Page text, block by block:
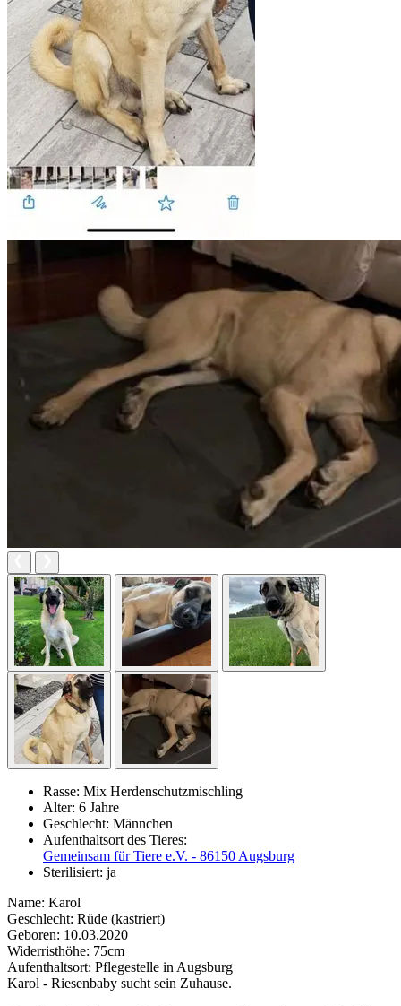
Rasse: Mix Herdenschutzmischling
Alter: 6 Jahre
Geschlecht: Männchen
Aufenthaltsort des Tieres:
Gemeinsam für Tiere e.V. - 86150 Augsburg
Sterilisiert: ja
Name: Karol
Geschlecht: Rüde (kastriert)
Geboren: 10.03.2020
Widerristhöhe: 75cm
Aufenthaltsort: Pflegestelle in Augsburg
Karol - Riesenbaby sucht sein Zuhause.